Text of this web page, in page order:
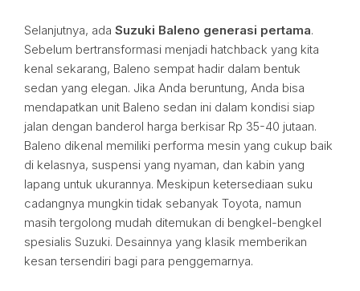
Selanjutnya, ada Suzuki Baleno generasi pertama.
Sebelum bertransformasi menjadi hatchback yang kita
kenal sekarang, Baleno sempat hadir dalam bentuk
sedan yang elegan. Jika Anda beruntung, Anda bisa
mendapatkan unit Baleno sedan ini dalam kondisi siap
jalan dengan banderol harga berkisar Rp 35-40 jutaan.
Baleno dikenal memiliki performa mesin yang cukup baik
di kelasnya, suspensi yang nyaman, dan kabin yang
lapang untuk ukurannya. Meskipun ketersediaan suku
cadangnya mungkin tidak sebanyak Toyota, namun
masih tergolong mudah ditemukan di bengkel-bengkel
spesialis Suzuki. Desainnya yang klasik memberikan
kesan tersendiri bagi para penggemarnya.